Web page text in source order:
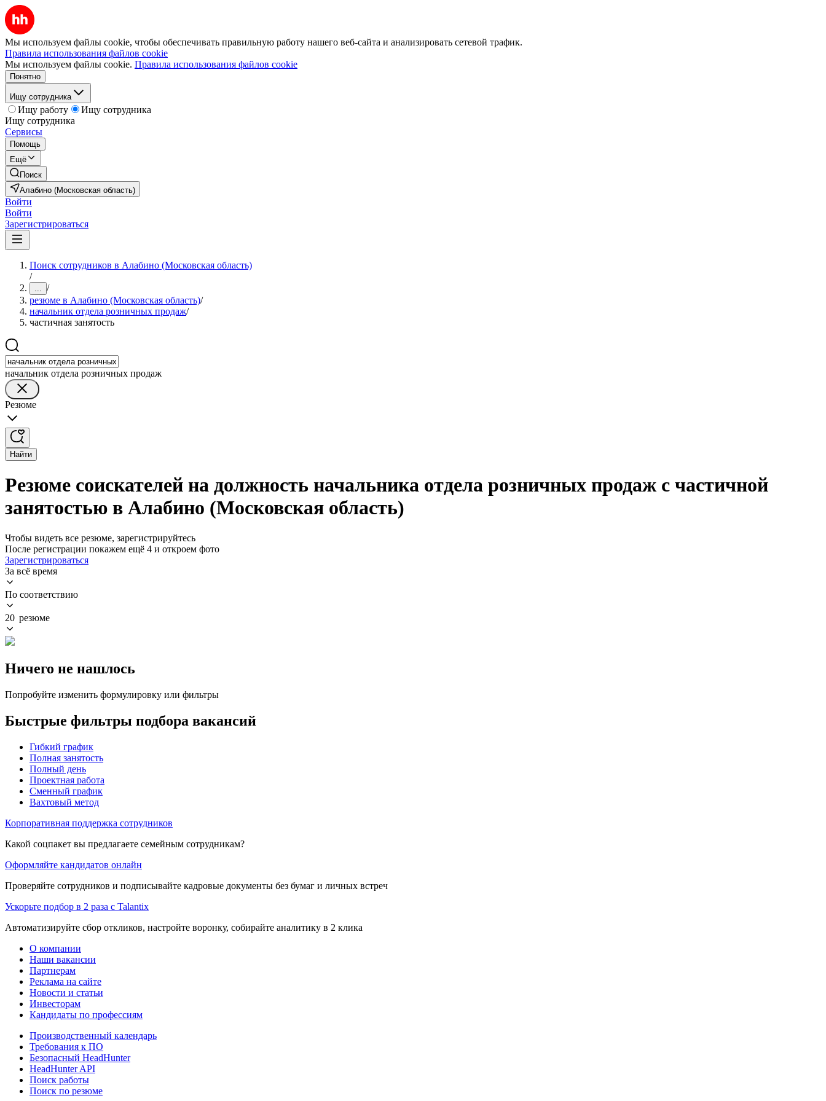
Мы используем файлы cookie, чтобы обеспечивать правильную работу нашего веб-сайта и анализировать сетевой трафик.
Правила использования файлов cookie
Мы используем файлы cookie. Правила использования файлов cookie
Понятно
Ищу сотрудника
Ищу работу
Ищу сотрудника
Ищу сотрудника
Сервисы
Помощь
Ещё
Поиск
Алабино (Московская область)
Войти
Войти
Зарегистрироваться
Поиск сотрудников в Алабино (Московская область)
/
... /
резюме в Алабино (Московская область)/
начальник отдела розничных продаж/
частичная занятость
начальник отдела розничных продаж
Резюме
Найти
Резюме соискателей на должность начальника отдела розничных продаж с частичной
занятостью в Алабино (Московская область)
Чтобы видеть все резюме, зарегистрируйтесь
После регистрации покажем ещё 4 и откроем фото
Зарегистрироваться
За всё время
По соответствию
20 резюме
Ничего не нашлось
Попробуйте изменить формулировку или фильтры
Быстрые фильтры подбора вакансий
Гибкий график
Полная занятость
Полный день
Проектная работа
Сменный график
Вахтовый метод
Корпоративная поддержка сотрудников
Какой соцпакет вы предлагаете семейным сотрудникам?
Оформляйте кандидатов онлайн
Проверяйте сотрудников и подписывайте кадровые документы без бумаг и личных встреч
Ускорьте подбор в 2 раза с Talantix
Автоматизируйте сбор откликов, настройте воронку, собирайте аналитику в 2 клика
О компании
Наши вакансии
Партнерам
Реклама на сайте
Новости и статьи
Инвесторам
Кандидаты по профессиям
Производственный календарь
Требования к ПО
Безопасный HeadHunter
HeadHunter API
Поиск работы
Поиск по резюме